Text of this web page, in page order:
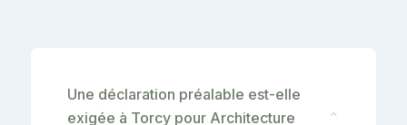
Une déclaration préalable est-elle
exigée à Torcy pour Architecture
⌄